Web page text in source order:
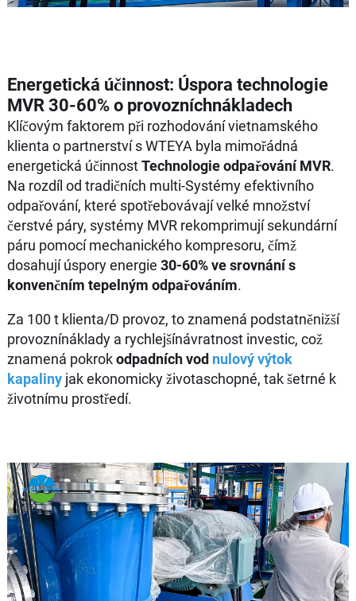
Energetická účinnost: Úspora technologie
MVR 30-60% o provozníchnákladech
Klíčovým faktorem při rozhodování vietnamského
klienta o partnerství s WTEYA byla mimořádná
energetická účinnostTechnologie odpařování MVR.
Na rozdíl od tradičních multi-Systémy efektivního
odpařování, které spotřebovávají velké množství
čerstvé páry, systémy MVR rekomprimují sekundární
páru pomocí mechanického kompresoru, čímž
dosahují úspory energie 30-60% ve srovnání s
konvenčním tepelným odpařováním.
Za 100 t klienta/D provoz, to znamená podstatněnižší
provoznínáklady a rychlejšínávratnost investic, což
znamená pokrokodpadních vod nulový výtok
kapalinyjak ekonomicky životaschopné, tak šetrné k
životnímu prostředí.